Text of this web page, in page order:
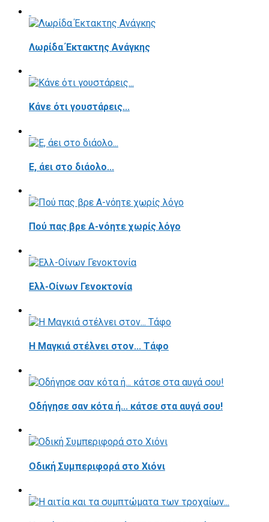
Λωρίδα Έκτακτης Ανάγκης
Κάνε ότι γουστάρεις...
E, άει στο διάολο...
Πού πας βρε Α-νόητε χωρίς λόγο
Ελλ-Οίνων Γενοκτονία
H Μαγκιά στέλνει στον... Τάφο
Οδήγησε σαν κότα ή... κάτσε στα αυγά σου!
Οδική Συμπεριφορά στο Χιόνι